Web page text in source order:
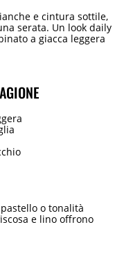
e cintura sottile,
serata. Un look daily
a giacca leggera
o tonalità
e lino offrono